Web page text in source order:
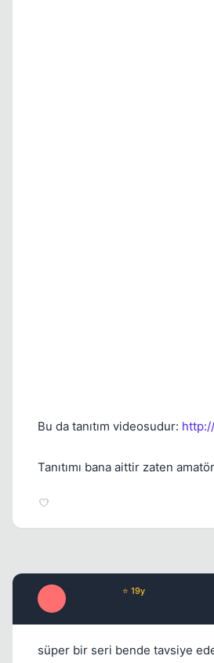
Bu da tanıtım videosudur:
Tanıtımı bana aittir zaten
⭐ 19y
süper bir seri bende tavsiye